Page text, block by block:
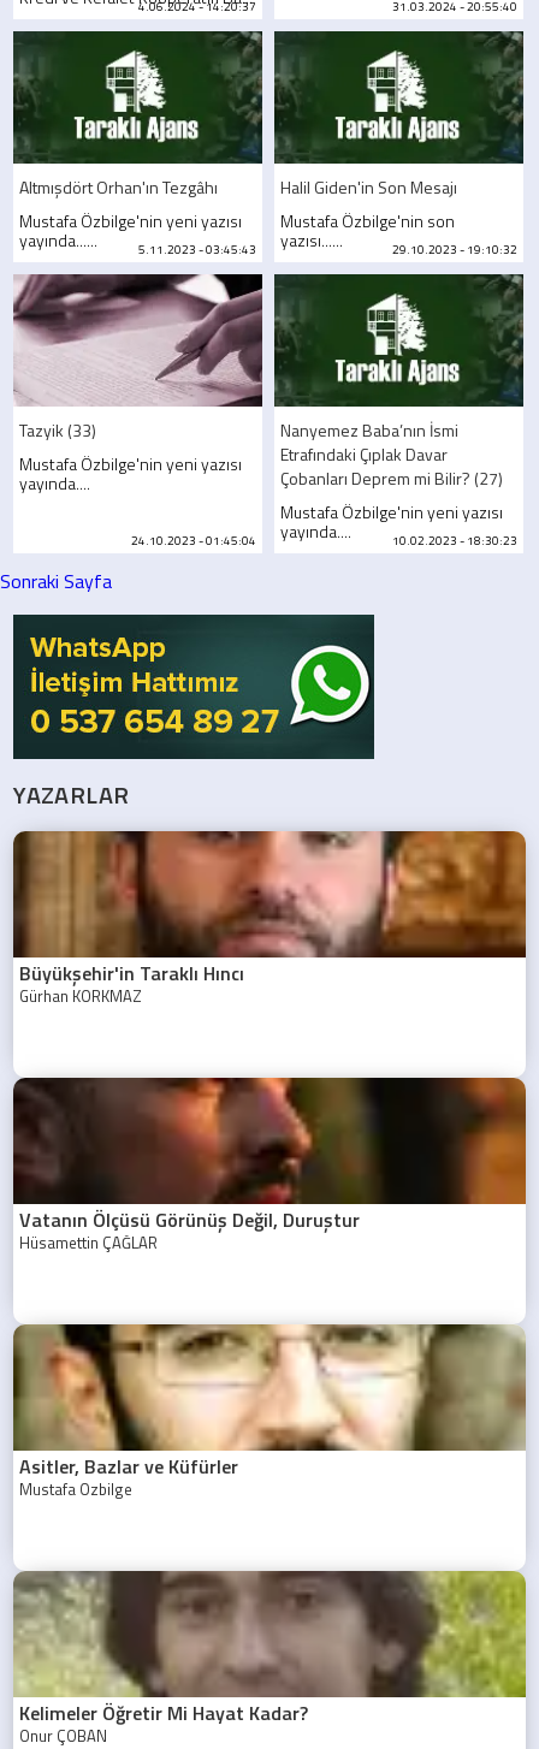
4.06.2024 - 14:20:37 31.03.2024 - 20:55:40
Altmışdört Orhan'ın Tezgâhı
Mustafa Özbilge'nin yeni yazısı
yayında...... 5.11.2023 - 03:45:43
Halil Giden'in Son Mesajı
Mustafa Özbilge'nin son
yazısı...... 29.10.2023 - 19:10:32
Tazyik (33)
Mustafa Özbilge'nin yeni yazısı
yayında....
24.10.2023 - 01:45:04
Nanyemez Baba’nın İsmi
Etrafındaki Çıplak Davar
Çobanları Deprem mi Bilir? (27)
Mustafa Özbilge'nin yeni yazısı
yayında.... 10.02.2023 - 18:30:23
Sonraki Sayfa
YAZARLAR
Büyükşehir'in Taraklı Hıncı
Gürhan KORKMAZ
Vatanın Ölçüsü Görünüş Değil, Duruştur
Hüsamettin ÇAĞLAR
Asitler, Bazlar ve Küfürler
Mustafa Özbilge
Kelimeler Öğretir Mi Hayat Kadar?
Onur ÇOBAN